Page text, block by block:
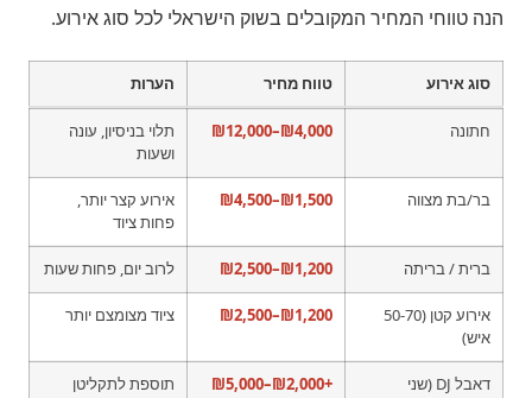
הנה טווחי המחיר המקובלים בשוק הישראלי לכל סוג אירוע.
סוג אירוע טווח מחיר הערות
חתונה ₪4,000–₪12,000
תלוי בניסיון, עונה
ושעות
בר/בת מצווה ₪1,500–₪4,500
אירוע קצר יותר,
פחות ציוד
ברית / בריתה ₪1,200–₪2,500 לרוב יום, פחות שעות
אירוע קטן (50-70
איש)
₪1,200–₪2,500 ציוד מצומצם יותר
דאבל DJ (שני
+₪2,000–₪5,000
תוספת לתקליטן